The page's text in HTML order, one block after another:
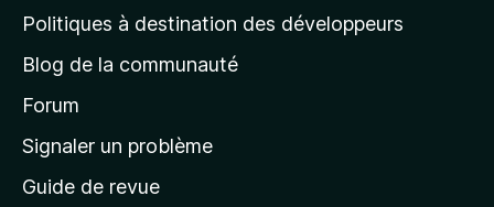
g
d
a
c
Politiques à destination des développeurs
Blog de la communauté
Forum
Signaler un problème
Guide de revue